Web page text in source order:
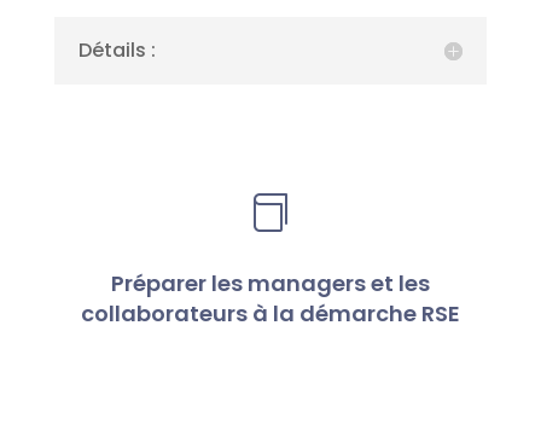
Détails :

Préparer les managers et les
collaborateurs à la démarche RSE